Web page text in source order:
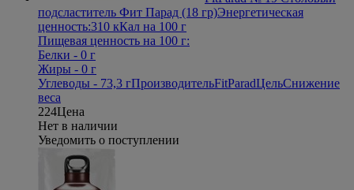
подсластитель Фит Парад (18 гр)Энергетическая
ценность:310 кКал на 100 г
Пищевая ценность на 100 г:
Белки - 0 г
Жиры - 0 г
Углеводы - 73,3 гПроизводительFitParadЦельСнижение
веса
224Цена
Нет в наличии
Уведомить о поступлении